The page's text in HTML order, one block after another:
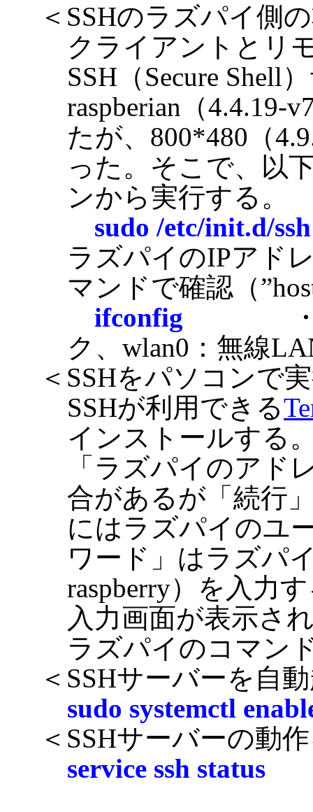
＜SSHのラズパイ側
クライアントとリ
SSH（Secure Shell
raspberian（4.4.19-
たが、800*480（
った。そこで、以
ンから実行する。
sudo /etc/init.d/
ラズパイのIPアド
マンドで確認（
ifconfig ・・・
ク、wlan0：無線
＜SSHをパソコンで
SSHが利用できる
インストールする
「ラズパイのアド
合があるが「続行
にはラズパイのユ
ワード」はラズパ
raspberry）を入力
入力画面が表示さ
ラズパイのコマン
＜SSHサーバーを自
sudo systemctl
＜SSHサーバーの動
service ssh status